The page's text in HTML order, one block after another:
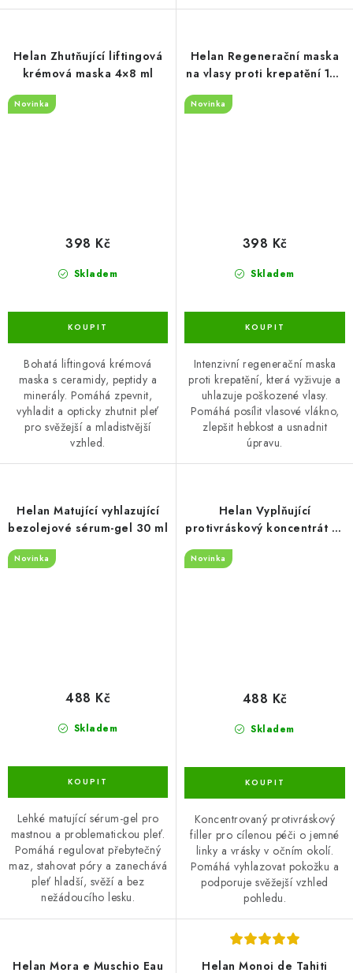
Helan Zhutňující liftingová
krémová maska 4×8 ml
Novinka
Skladem
398 Kč
Bohatá liftingová krémová
maska s ceramidy, peptidy a
minerály. Pomáhá zpevnit,
vyhladit a opticky zhutnit pleť
pro svěžejší a mladistvější
vzhled.
Helan Regenerační maska
na vlasy proti krepatění 150
Novinka
Skladem
398 Kč
Intenzivní regenerační maska
proti krepatění, která vyživuje a
uhlazuje poškozené vlasy.
Pomáhá posílit vlasové vlákno,
zlepšit hebkost a usnadnit
úpravu.
Helan Matující vyhlazující
bezolejové sérum-gel 30 ml
Novinka
Skladem
488 Kč
Lehké matující sérum-gel pro
mastnou a problematickou pleť.
Pomáhá regulovat přebytečný
maz, stahovat póry a zanechává
pleť hladší, svěží a bez
nežádoucího lesku.
Helan Vyplňující
protivráskový koncentrát 10
Novinka
Skladem
488 Kč
Koncentrovaný protivráskový
filler pro cílenou péči o jemné
linky a vrásky v očním okolí.
Pomáhá vyhlazovat pokožku a
podporuje svěžejší vzhled
pohledu.
Helan Mora e Muschio Eau Helan Monoi de Tahiti